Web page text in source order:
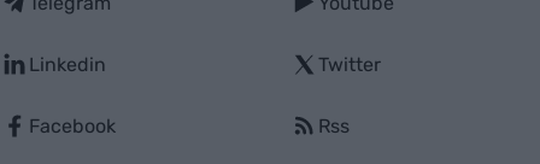
Linkedin
Facebook
Twitter
Rss